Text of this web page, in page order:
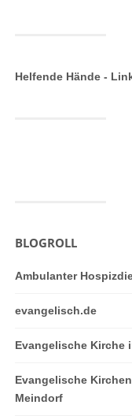
Helfende Hände -
BLOGROLL
Ambulanter
evangelisch.de
Evangelische Kirche
Evangelische
Meindorf